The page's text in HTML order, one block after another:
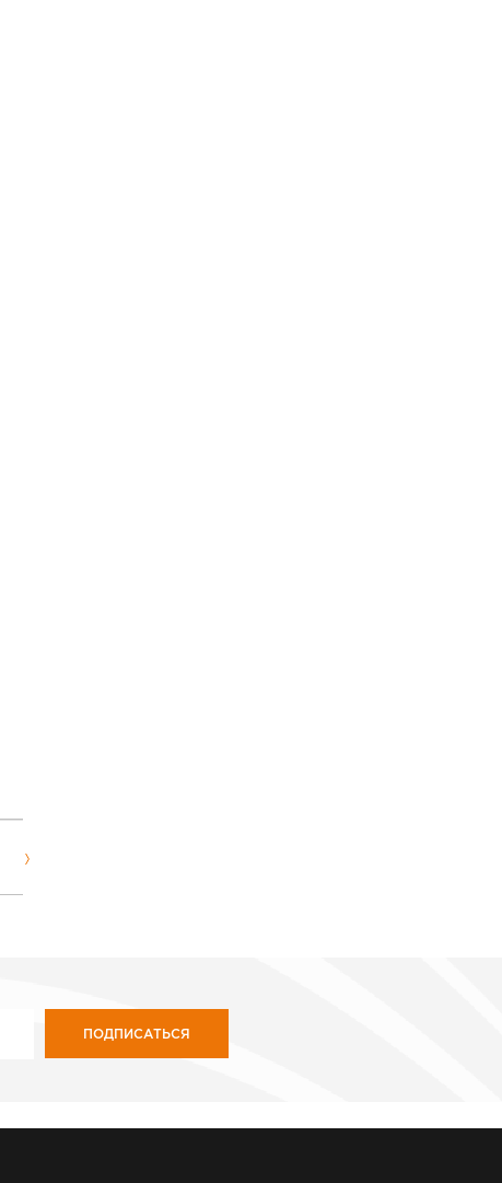
ПОДПИСАТЬСЯ